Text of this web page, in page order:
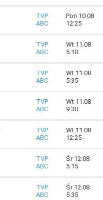
TVP
ABC
Pon 10.08
12:25
TVP
ABC
Wt 11.08
5:10
TVP
ABC
Wt 11.08
5:35
TVP
ABC
Wt 11.08
9:30
TVP
ABC
Wt 11.08
12:25
TVP
ABC
Śr 12.08
5:15
TVP
ABC
Śr 12.08
5:35